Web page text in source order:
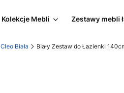
Kolekcje Mebli Zestawy mebli
Cleo Biała Biały Zestaw do Łazienki